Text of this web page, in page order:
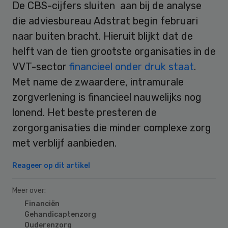
De CBS-cijfers sluiten aan bij de analyse
die adviesbureau Adstrat begin februari
naar buiten bracht. Hieruit blijkt dat de
helft van de tien grootste organisaties in de
VVT-sector financieel onder druk staat.
Met name de zwaardere, intramurale
zorgverlening is financieel nauwelijks nog
lonend. Het beste presteren de
zorgorganisaties die minder complexe zorg
met verblijf aanbieden.
Reageer op dit artikel
Meer over:
Financiën
Gehandicaptenzorg
Ouderenzorg